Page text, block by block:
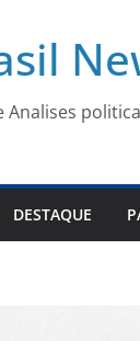
Analises
DESTAQUE